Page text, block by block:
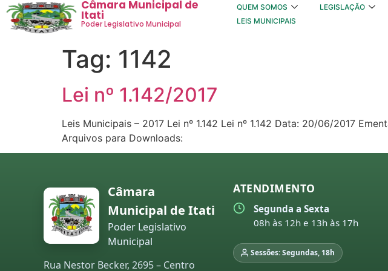
Câmara Municipal de
Itati
Poder Legislativo Municipal
QUEM SOMOS LEGISLAÇÃO
LEIS MUNICIPAIS
Tag: 1142
Lei nº 1.142/2017
Leis Municipais – 2017 Lei nº 1.142 Lei nº 1.142 Data: 20/06/2017
Arquivos para Downloads:
Câmara
Municipal de Itati
Poder Legislativo
Municipal
Rua Nestor Becker, 2695 – Centro
ATENDIMENTO
Segunda a Sexta
08h às 12h e 13h às 17h
Sessões: Segundas, 18h